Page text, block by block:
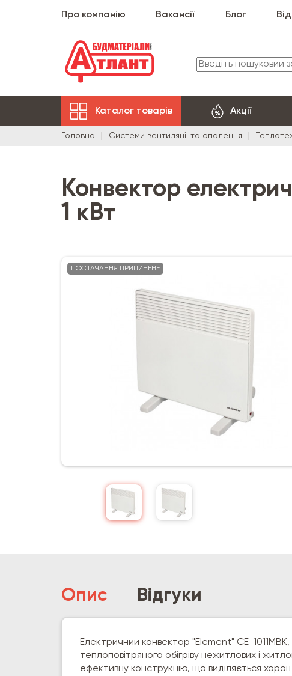
Про компанію Вакансії Блог
Каталог товарів Акції
Головна Системи вентиляції та опалення
Конвектор
1 кВт
ПОСТАЧАННЯ ПРИПИНЕНЕ
Опис Відгуки
Електричний конвектор "Element" CE-
теплоповітряного обігріву нежитлових і
ефективну конструкцію, що виділяється